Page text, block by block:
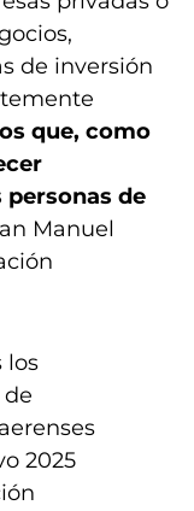
de inversión
que, como
personas de
Manuel
los
2025